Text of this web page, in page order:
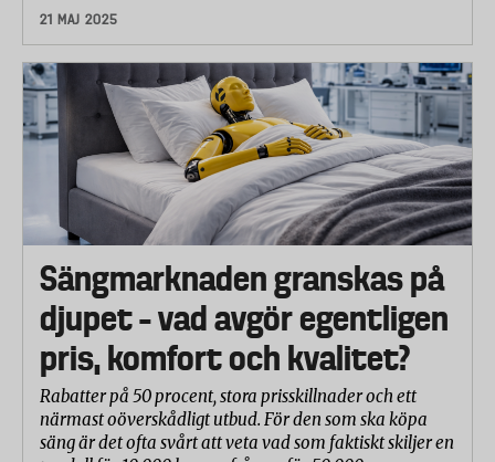
21 MAJ 2025
Sängmarknaden granskas på
djupet – vad avgör egentligen
pris, komfort och kvalitet?
Rabatter på 50 procent, stora prisskillnader och ett
närmast oöverskådligt utbud. För den som ska köpa
säng är det ofta svårt att veta vad som faktiskt skiljer en